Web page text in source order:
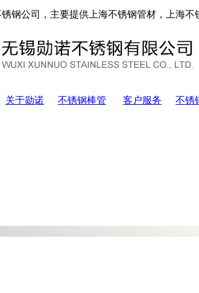
钢公司，主要提供上海不锈钢管材，上海不
关于勋诺 不锈钢棒管 客户服务 不锈